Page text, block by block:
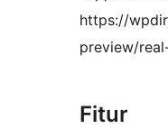
https://
preview/
Fitur